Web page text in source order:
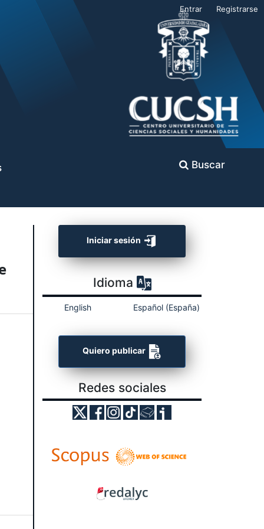
Buscar
Entrar Registrarse
Iniciar sesión
Idioma
English Español (España)
Quiero publicar
Redes sociales